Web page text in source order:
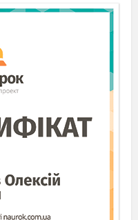
« Абетка»
з української
порядку, з
мозок, жало,